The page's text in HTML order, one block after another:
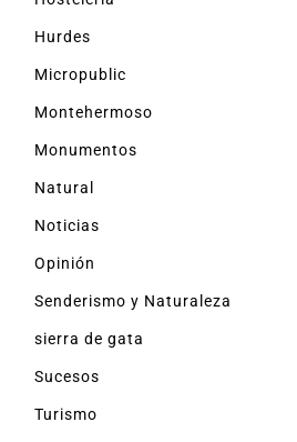
Hurdes
Micropublic
Montehermoso
Monumentos
Natural
Noticias
Opinión
Senderismo y Naturaleza
sierra de gata
Sucesos
Turismo